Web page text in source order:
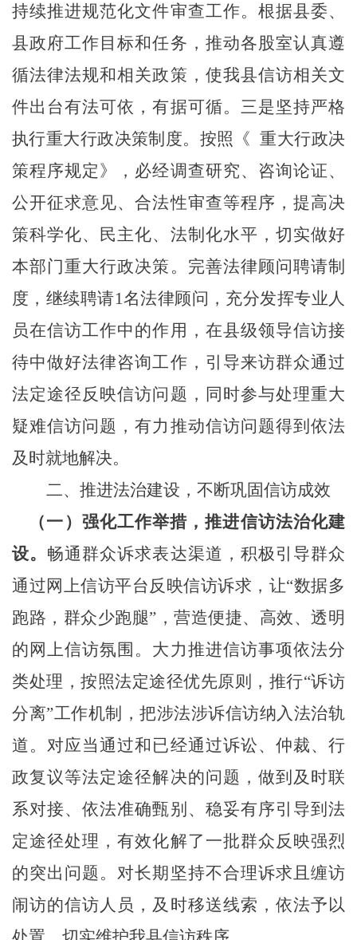
持续推进规范化文件审查工作。根据县委、
县政府工作目标和任务，推动各股室认真遵
循法律法规和相关政策，使我县信访相关文
件出台有法可依，有据可循。三是坚持严格
执行重大行政决策制度。按照《 重大行政决
策程序规定》，必经调查研究、咨询论证、
公开征求意见、合法性审查等程序，提高决
策科学化、民主化、法制化水平，切实做好
本部门重大行政决策。完善法律顾问聘请制
度，继续聘请1名法律顾问，充分发挥专业人
员在信访工作中的作用，在县级领导信访接
待中做好法律咨询工作，引导来访群众通过
法定途径反映信访问题，同时参与处理重大
疑难信访问题，有力推动信访问题得到依法
及时就地解决。
二、 推进法治建设 ，不断巩固信访成效
（一）强化工作举措 ，推进信访法治化建
设。 畅通群众诉求表达渠道， 积极引导群众
通过网上信访平台反映信访诉求， 让“数据多
跑路，群众少跑腿”，营造便捷、高效、透明
的网上信访氛围。大力推进信访事项依法分
类处理，按照法定途径优先原则，推行“诉访
分离”工作机制，把涉法涉诉信访纳入法治轨
道。对应当通过和已经通过诉讼、仲裁、行
政复议等法定途径解决的问题，做到及时联
系对接、依法准确甄别、稳妥有序引导到法
定途径处理，有效化解了一批群众反映强烈
的突出问题。对长期坚持不合理诉求且缠访
闹访的信访人员，及时移送线索，依法予以